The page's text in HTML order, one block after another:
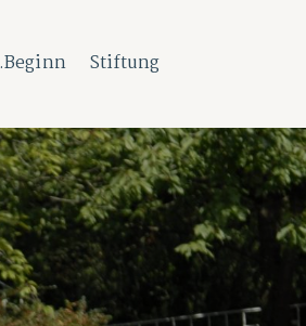
Stiftung